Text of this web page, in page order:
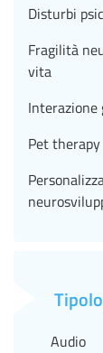
Disturbi
Fragilità
vita
Interazione
Pet therapy
Audio